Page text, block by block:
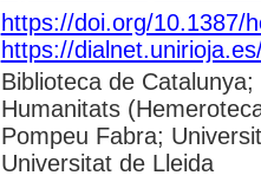
https://doi.org/10.1387/
https://
Biblioteca de
Humanitats
Pompeu Fabra;
Universitat de Lleida